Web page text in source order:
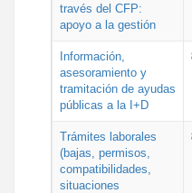
través del CFP:
apoyo a la gestión
Información,
asesoramiento y
tramitación de ayudas
públicas a la I+D
Trámites laborales
(bajas, permisos,
compatibilidades,
situaciones